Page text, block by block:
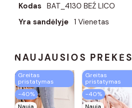
Kodas BAT_4130 BEŹ LICO
Yra sandėlyje 1 Vienetas
NAUJAUSIOS PREKĖS
Greitas
pristatymas
−40%
Greitas
pristatymas
−40%